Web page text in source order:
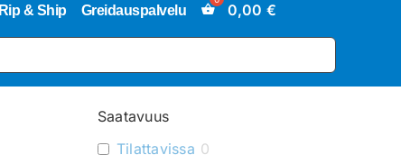
Rip & Ship Greidauspalvelu 0,00 €
Saatavuus
Tilattavissa 0